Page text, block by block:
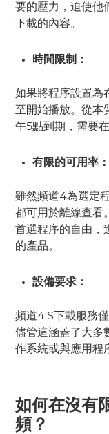
要的壓力，迫使他
下載的內容。
時間限制：
如果將程序設置為
至開始播放。從本
午5點到期，需要
有限的可用率：
雖然頻道4為選定
都可用於離線查看
首選程序的自由，
的產品。
設備要求：
頻道4'S下載服務
儘管這涵蓋了大多
作系統或與應用程
如何在沒有
頻？